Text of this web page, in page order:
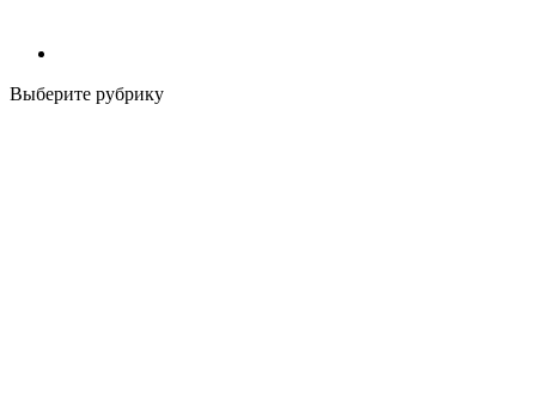
Выберите рубрику